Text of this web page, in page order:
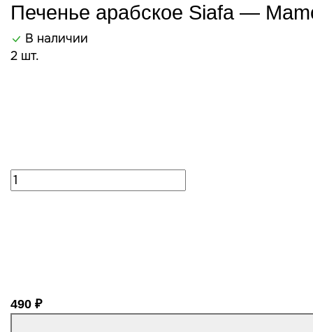
Печенье арабское Siafa —
В наличии
2 шт.
490 ₽